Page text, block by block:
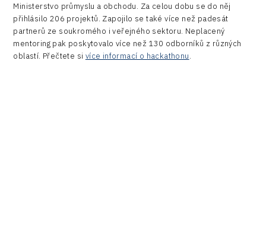
Ministerstvo průmyslu a obchodu. Za celou dobu se do něj
přihlásilo 206 projektů. Zapojilo se také více než padesát
partnerů ze soukromého i veřejného sektoru. Neplacený
mentoring pak poskytovalo více než 130 odborníků z různých
oblastí. Přečtete si více informací o hackathonu.